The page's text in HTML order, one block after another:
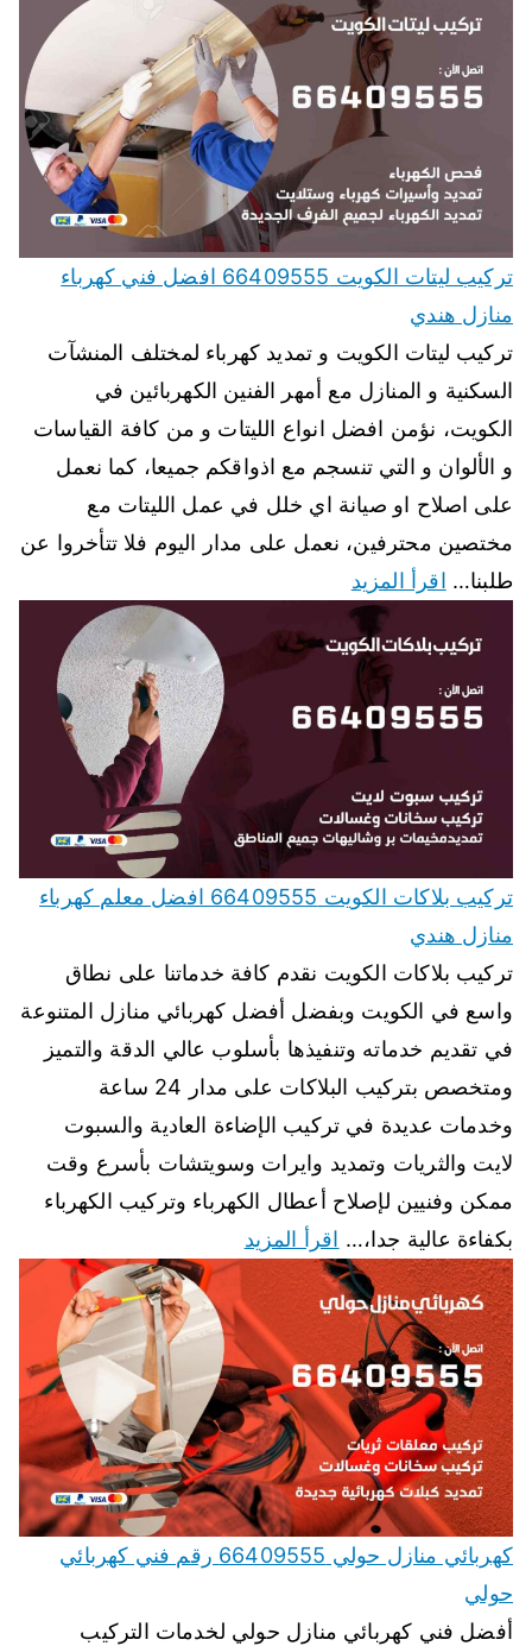
تركيب ليتات الكويت 66409555 افضل فني كهرباء
منازل هندي
تركيب ليتات الكويت و تمديد كهرباء لمختلف المنشآت
السكنية و المنازل مع أمهر الفنين الكهربائين في
الكويت، نؤمن افضل انواع الليتات و من كافة القياسات
و الألوان و التي تنسجم مع اذواقكم جميعا، كما نعمل
على اصلاح او صيانة اي خلل في عمل الليتات مع
مختصين محترفين، نعمل على مدار اليوم فلا تتأخروا عن
طلبنا… اقرأ المزيد
تركيب بلاكات الكويت 66409555 افضل معلم كهرباء
منازل هندي
تركيب بلاكات الكويت نقدم كافة خدماتنا على نطاق
واسع في الكويت وبفضل أفضل كهربائي منازل المتنوعة
في تقديم خدماته وتنفيذها بأسلوب عالي الدقة والتميز
ومتخصص بتركيب البلاكات على مدار 24 ساعة
وخدمات عديدة في تركيب الإضاءة العادية والسبوت
لايت والثريات وتمديد وايرات وسويتشات بأسرع وقت
ممكن وفنيين لإصلاح أعطال الكهرباء وتركيب الكهرباء
بكفاءة عالية جدا،… اقرأ المزيد
كهربائي منازل حولي 66409555 رقم فني كهربائي
حولي
أفضل فني كهربائي منازل حولي لخدمات التركيب